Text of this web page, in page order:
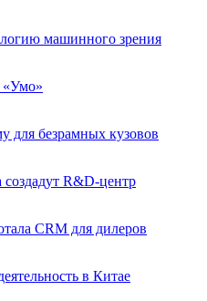
машинного зрения
«Умо»
для безрамных кузовов
R&D-центр
CRM для дилеров
в Китае